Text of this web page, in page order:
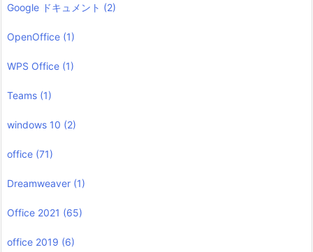
Google ドキュメント (2)
OpenOffice (1)
WPS Office (1)
Teams (1)
windows 10 (2)
office (71)
Dreamweaver (1)
Office 2021 (65)
office 2019 (6)